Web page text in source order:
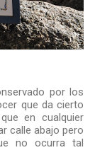
por los
que da cierto
en cualquier
calle abajo pero
no ocurra tal